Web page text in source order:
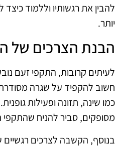
להבין את רגשותיו וללמוד
יותר.
הבנת הצרכים של
לעיתים קרובות, התקפי זעם
חשוב להקפיד על שגרה מסודרת
כמו שינה, תזונה ופעילות
מסופקים, סביר להניח שהתקפי
בנוסף, הקשבה לצרכים רגשיים